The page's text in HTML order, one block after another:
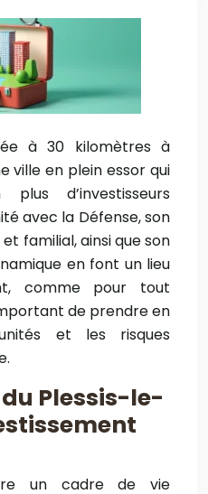
à 30 kilomètres à
ville en plein essor qui
d’investisseurs
avec la Défense, son
familial, ainsi que son
en font un lieu
comme pour tout
de prendre en
et les risques
Plessis-le-
un cadre de vie